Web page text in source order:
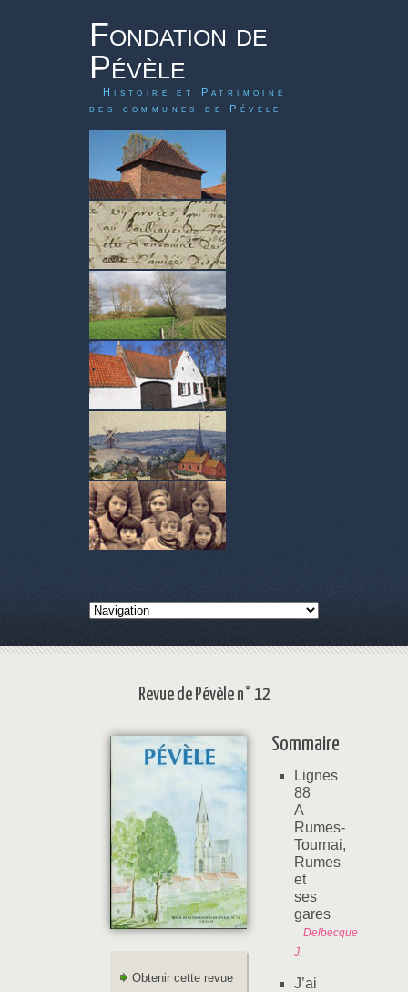
Fondation de
Pévèle
Histoire et Patrimoine
des communes de Pévèle
Revue de Pévèle n° 12
Obtenir cette revue
Sommaire
Lignes
88
A
Rumes-
Tournai,
Rumes
et
ses
gares
Delbecque
J.
J’ai